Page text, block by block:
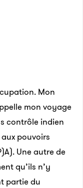
Mon
mon voyage
contrôle indien
pouvoirs
Une autre de
qu’ils n’y
partie du